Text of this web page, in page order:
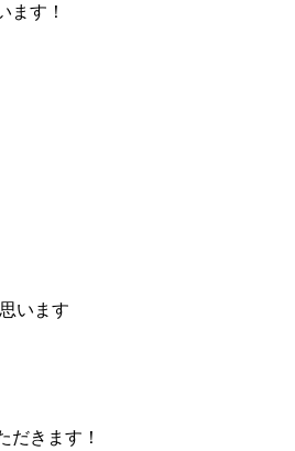
ます！
います
だきます！